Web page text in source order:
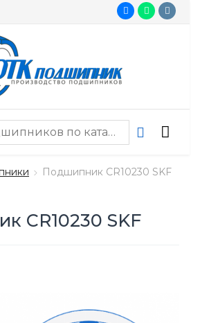
Подшипник CR10230 SKF
CR10230 SKF